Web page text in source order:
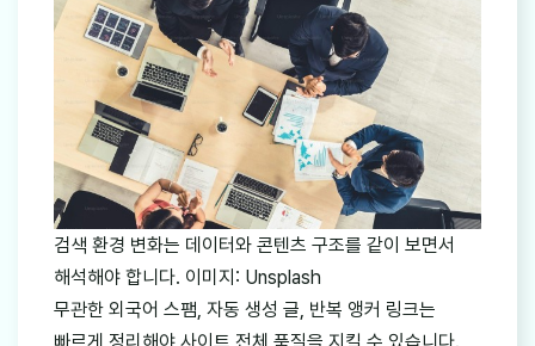
검색 환경 변화는 데이터와 콘텐츠 구조를 같이 보면서
해석해야 합니다. 이미지: Unsplash
무관한 외국어 스팸, 자동 생성 글, 반복 앵커 링크는